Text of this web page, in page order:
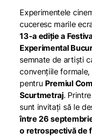
Experimentele
cuceresc marile
13-a ediție a
Experimental
semnate de artiști
convențiile formale,
pentru Premiul
Scurtmetraj.
sunt invitați să le
între 26
o retrospectivă de